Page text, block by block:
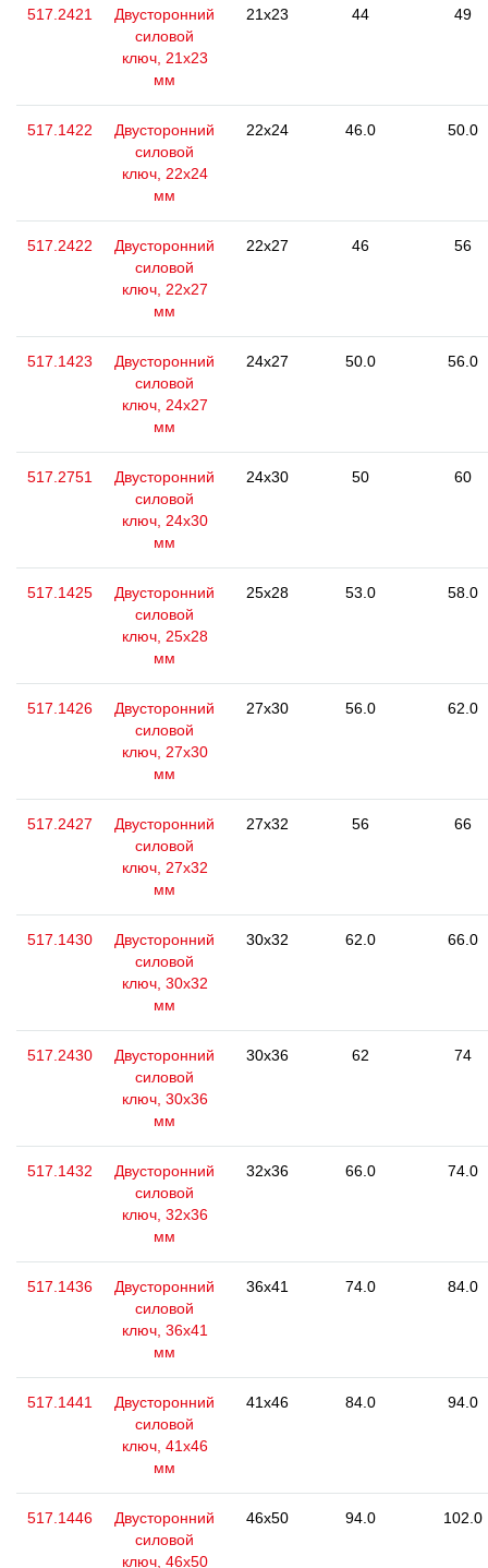
517.2421
Двусторонний
силовой
ключ, 21x23
мм
21x23 44 49
517.1422
Двусторонний
силовой
ключ, 22x24
мм
22x24 46.0 50.0
517.2422
Двусторонний
силовой
ключ, 22x27
мм
22x27 46 56
517.1423
Двусторонний
силовой
ключ, 24x27
мм
24x27 50.0 56.0
517.2751
Двусторонний
силовой
ключ, 24x30
мм
24x30 50 60
517.1425
Двусторонний
силовой
ключ, 25x28
мм
25x28 53.0 58.0
517.1426
Двусторонний
силовой
ключ, 27x30
мм
27x30 56.0 62.0
517.2427
Двусторонний
силовой
ключ, 27x32
мм
27x32 56 66
517.1430
Двусторонний
силовой
ключ, 30x32
мм
30x32 62.0 66.0
517.2430
Двусторонний
силовой
ключ, 30x36
мм
30x36 62 74
517.1432
Двусторонний
силовой
ключ, 32x36
мм
32x36 66.0 74.0
517.1436
Двусторонний
силовой
ключ, 36х41
мм
36x41 74.0 84.0
517.1441
Двусторонний
силовой
ключ, 41x46
мм
41x46 84.0 94.0
517.1446
Двусторонний
силовой
ключ, 46x50
46x50 94.0 102.0